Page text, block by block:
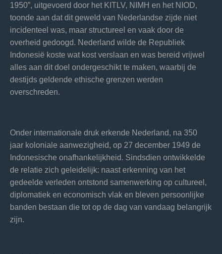
1950”, uitgevoerd door het KITLV, NIMH en het NIOD,
toonde aan dat dit geweld van Nederlandse zijde niet
incidenteel was, maar structureel en vaak door de
overheid gedoogd. Nederland wilde de Republiek
Indonesië koste wat kost verslaan en was bereid vrijwel
alles aan dit doel ondergeschikt te maken, waarbij de
destijds geldende ethische grenzen werden
overschreden.
Onder internationale druk erkende Nederland, na 350
jaar koloniale aanwezigheid, op 27 december 1949 de
Indonesische onafhankelijkheid. Sindsdien ontwikkelde
de relatie zich geleidelijk: naast erkenning van het
gedeelde verleden ontstond samenwerking op cultureel,
diplomatiek en economisch vlak en bleven persoonlijke
banden bestaan die tot op de dag van vandaag belangrijk
zijn.